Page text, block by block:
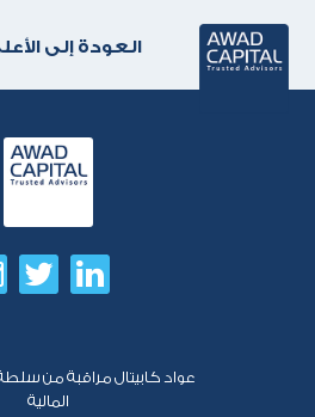
العودة إلى
عواد كابيتال مراقبة من
المالية